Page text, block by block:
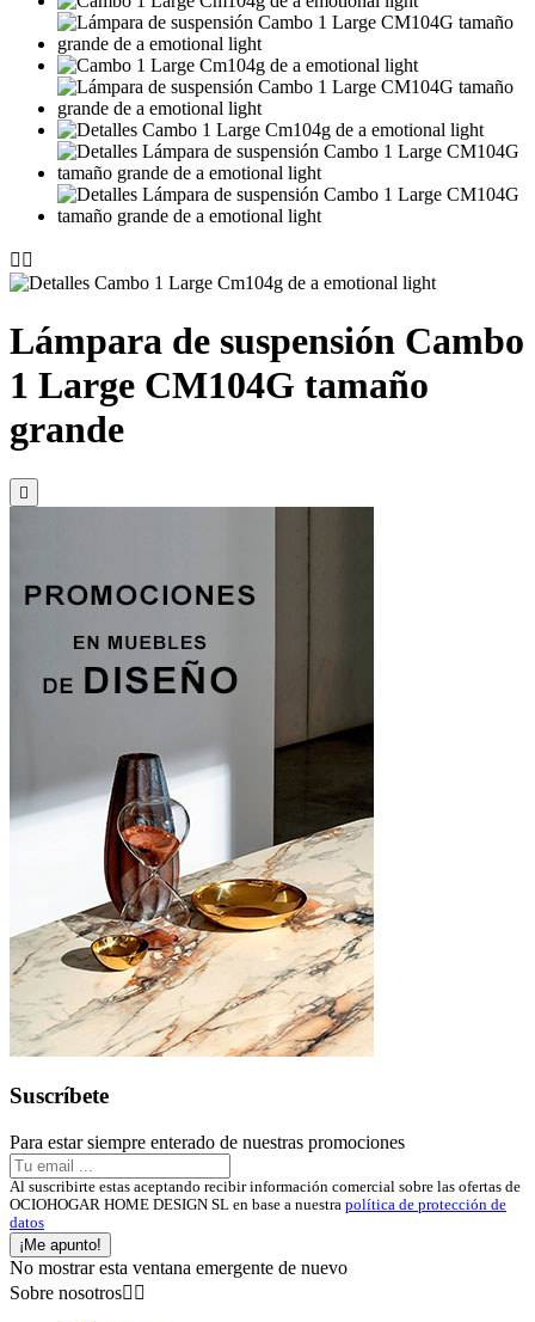
 
Lámpara de suspensión Cambo
1 Large CM104G tamaño
grande

Suscríbete
Para estar siempre enterado de nuestras promociones
Al suscribirte estas aceptando recibir información comercial sobre las ofertas de
OCIOHOGAR HOME DESIGN SL en base a nuestra política de protección de
datos
¡Me apunto!
No mostrar esta ventana emergente de nuevo
Sobre nosotros 